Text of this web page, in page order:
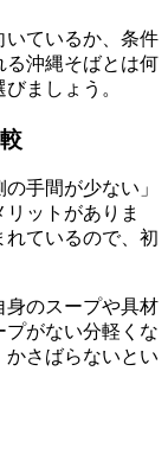
いているか、条件
る沖縄そばとは何
ましょう。
手間が少ない」
リットがありま
ているので、初
身のスープや具材
プがない分軽くな
かさばらないとい